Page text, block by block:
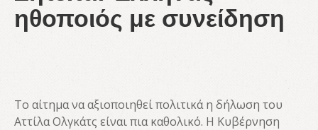
ηθοποιός με συνείδηση
Το αίτημα να αξιοποιηθεί πολιτικά η δήλωση του
Αττίλα Ολγκάτς είναι πια καθολικό. Η Κυβέρνηση